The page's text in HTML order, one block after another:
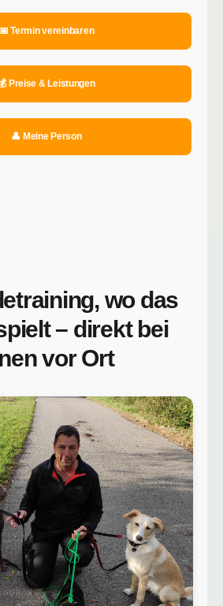
📅 Termin vereinbaren
Preise & Leistungen
👤 Meine Person
wo das
– direkt bei
vor Ort